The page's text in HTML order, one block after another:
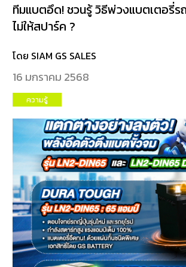
เรา
เรา
BUSINESS
ทีมแบตอึด! ชวนรู้ วิธีพ่วงแบตเตอรี่ร
ไม่ให้สปาร์ค ?
โดย SIAM GS SALES
16 มกราคม 2568
ความรู้